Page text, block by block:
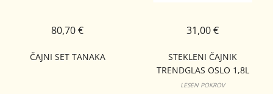
ČAJNI SET TANAKA
80,70 €
STEKLENI ČAJNIK
TRENDGLAS OSLO 1,8L
LESEN POKROV
31,00 €